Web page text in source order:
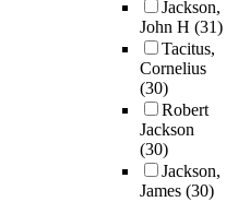
Jackson,
John H (31)
Tacitus,
Cornelius
(30)
Robert
Jackson
(30)
Jackson,
James (30)